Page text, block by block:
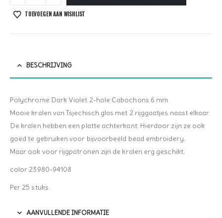
TOEVOEGEN AAN WISHLIST
BESCHRIJVING
Polychrome Dark Violet 2-hole Cabochons 6 mm
Mooie kralen van Tsjechisch glas met 2 rijggaatjes naast elkaar
De kralen hebben een platte achterkant. Hierdoor zijn ze ook
goed te gebruiken voor bijvoorbeeld bead embroidery.
Maar ook voor rijgpatronen zijn de kralen erg geschikt.
color 23980-94108
Per 25 stuks
AANVULLENDE INFORMATIE